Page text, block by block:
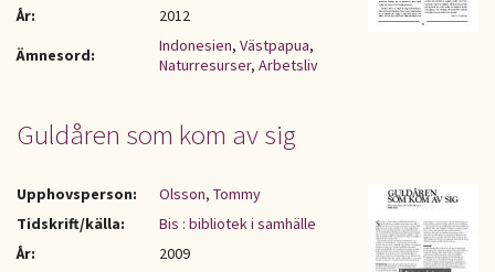
År:
2012
Ämnesord:
Indonesien, Västpapua,
Naturresurser, Arbetsliv
Guldåren som kom av sig
Upphovsperson:
Olsson, Tommy
Tidskrift/källa:
Bis : bibliotek i samhälle
År:
2009